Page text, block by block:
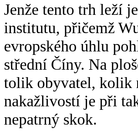
Jenže tento trh leží
institutu, přičemž
evropského úhlu
střední Číny. Na
tolik obyvatel, kolik
nakažlivostí je při
nepatrný skok.